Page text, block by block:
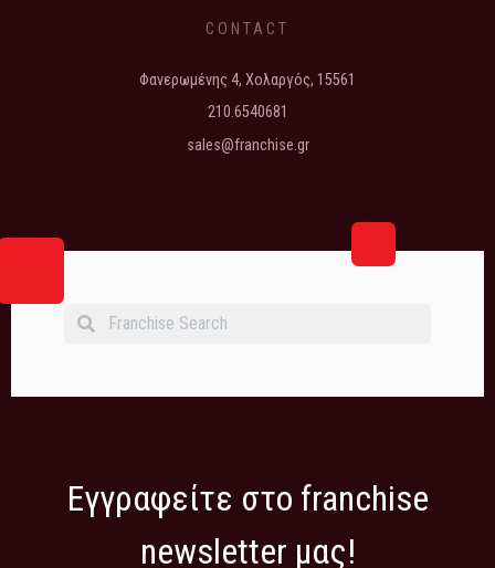
CONTACT
Φανερωμένης 4, Χολαργός, 15561
210.6540681
sales@franchise.gr
Εγγραφείτε στο franchise
newsletter μας!